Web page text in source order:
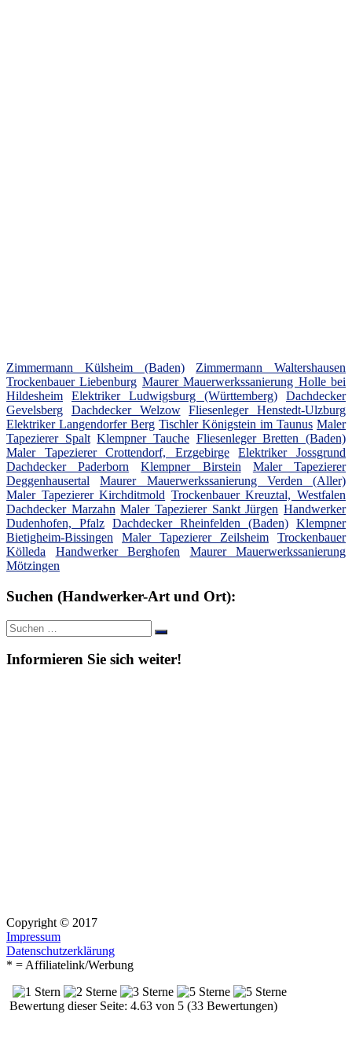
Zimmermann Külsheim (Baden)
Zimmermann Waltershausen
Trockenbauer Liebenburg Maurer Mauerwerkssanierung Holle bei
Hildesheim
Elektriker Ludwigsburg (Württemberg)
Dachdecker
Gevelsberg
Dachdecker Welzow
Fliesenleger Henstedt-Ulzburg
Elektriker Langendorfer Berg Tischler Königstein im Taunus Maler
Tapezierer Spalt Klempner Tauche Fliesenleger Bretten (Baden)
Maler Tapezierer Crottendorf, Erzgebirge
Elektriker Jossgrund
Dachdecker Paderborn
Klempner Birstein
Maler Tapezierer
Deggenhausertal
Maurer Mauerwerkssanierung Verden (Aller)
Maler Tapezierer Kirchditmold Trockenbauer Kreuztal, Westfalen
Dachdecker Marzahn Maler Tapezierer Sankt Jürgen Handwerker
Dudenhofen, Pfalz Dachdecker Rheinfelden (Baden) Klempner
Bietigheim-Bissingen
Maler Tapezierer Zeilsheim
Trockenbauer
Kölleda
Handwerker Berghofen
Maurer Mauerwerkssanierung
Mötzingen
Suchen (Handwerker-Art und Ort):
Suche
nach:
Suchen
Informieren Sie sich weiter!
Copyright © 2017
Impressum
Datenschutzerklärung
* = Affiliatelink/Werbung
Bewertung dieser Seite: 4.63 von 5 (33 Bewertungen)